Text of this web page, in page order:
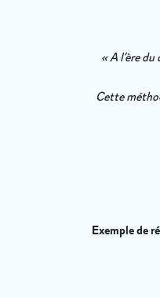
« A l’ère
Cette
Exemple de